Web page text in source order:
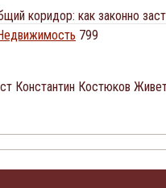
коридор: как законно
799
Константин Костюков